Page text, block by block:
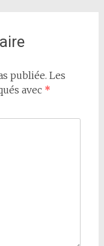
publiée. Les
avec *